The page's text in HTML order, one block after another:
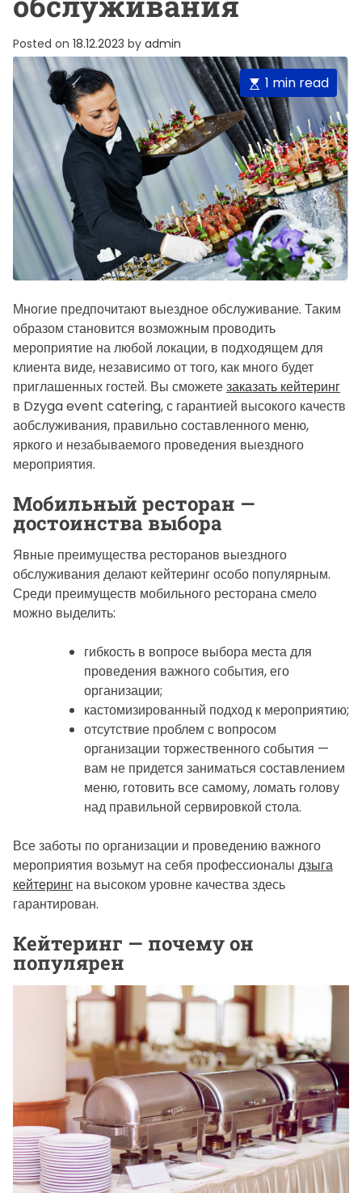
Posted on 18.12.2023 by admin
E
s
t
i
m
a
t
e
d
r
e
a
d
t
i
m
e
1 min read
Многие предпочитают выездное обслуживание. Таким
образом становится возможным проводить
мероприятие на любой локации, в подходящем для
клиента виде, независимо от того, как много будет
приглашенных гостей. Вы сможетезаказать кейтеринг
в Dzyga event catering, с гарантией высокого качеств
аобслуживания, правильно составленного меню,
яркого и незабываемого проведения выездного
мероприятия.
Мобильный ресторан —
достоинства выбора
Явные преимущества ресторанов выездного
обслуживания делают кейтеринг особо популярным.
Среди преимуществ мобильного ресторана смело
можно выделить:
гибкость в вопросе выбора места для
проведения важного события, его
организации;
кастомизированный подход к мероприятию;
отсутствие проблем с вопросом
организации торжественного события —
вам не придется заниматься составлением
меню, готовить все самому, ломать голову
над правильной сервировкой стола.
Все заботы по организации и проведению важного
мероприятия возьмут на себя профессионалы дзыга
кейтеринг на высоком уровне качества здесь
гарантирован.
Кейтеринг — почему он
популярен